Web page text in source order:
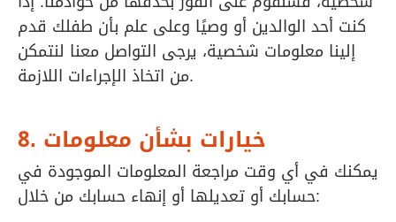
كنت أحد الوالدين أو وصيًا وعلى علم بأن طفلك قدم
إلينا معلومات شخصية، يرجى التواصل معنا لنتمكن
من اتخاذ الإجراءات اللازمة.
8. خيارات بشأن معلومات
يمكنك في أي وقت مراجعة المعلومات الموجودة في
حسابك أو تعديلها أو إنهاء حسابك من خلال: